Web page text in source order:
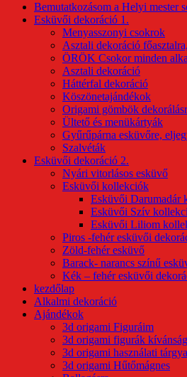
Bemutatkozásom a Helyi mester
Esküvői dekoráció 1.
Menyasszonyi csokrok
Asztali dekoráció
ÖRÖK Csokor minden
Asztali dekoráció
Háttérfal dekoráció
Köszönetajándékok
Origami gömbök
Ültető és menükártyák
Gyűrűpárna esküvőre,
Szalvéták
Esküvői dekoráció 2.
Nyári vitorlásos esküvő
Esküvői kollekciók
Esküvői Darumadár
Esküvői Szív
Esküvői Liliom
Piros -fehér esküvői
Zöld-fehér esküvő
Barack- narancs színű
Kék – fehér esküvői
kezdőlap
Alkalmi dekoráció
Ajándékok
3d origami Figuráim
3d origami figurák
3d origami használati
3d origami Hűtőmágnes